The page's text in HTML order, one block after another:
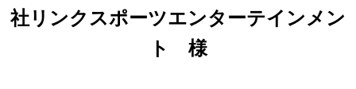
社リンクスポーツエンターテインメン
ト 様